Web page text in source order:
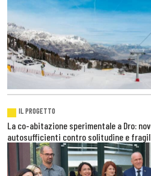
IL PROGETTO
La co-abitazione sperimentale a Dro:
autosufficienti contro solitudine e